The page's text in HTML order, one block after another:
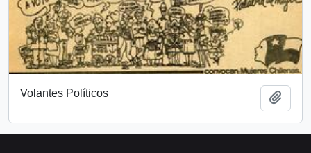
Volantes Políticos